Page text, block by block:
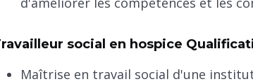
social en hospice
Maîtrise en travail social d'une